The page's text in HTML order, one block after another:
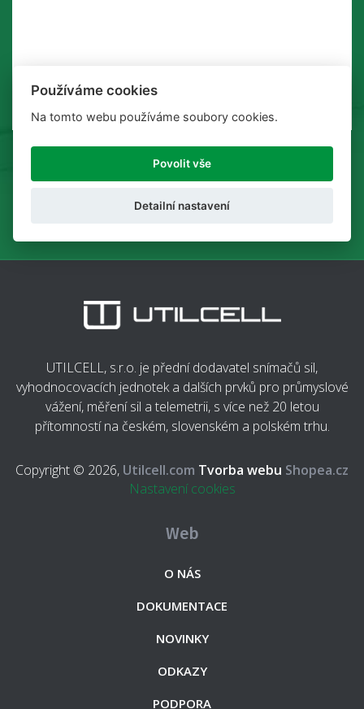
UTILCELL, s.r.o. je přední dodavatel snímačů sil,
vyhodnocovacích jednotek a dalších prvků pro průmyslové
vážení, měření sil a telemetrii, s více než 20 letou
přítomností na českém, slovenském a polském trhu.
Copyright © 2026, Utilcell.com Tvorba webu Shopea.cz
Nastavení cookies
Web
O NÁS
DOKUMENTACE
NOVINKY
ODKAZY
PODPORA
Používáme cookies
Na tomto webu používáme soubory cookies.
Povolit vše
Detailní nastavení